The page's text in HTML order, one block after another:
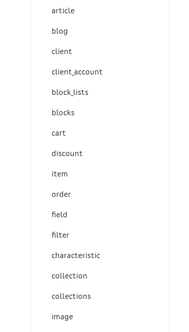
article
blog
client
client_account
block_lists
blocks
cart
discount
item
order
field
filter
characteristic
collection
collections
image